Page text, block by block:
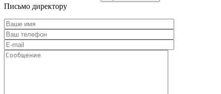
Письмо директору